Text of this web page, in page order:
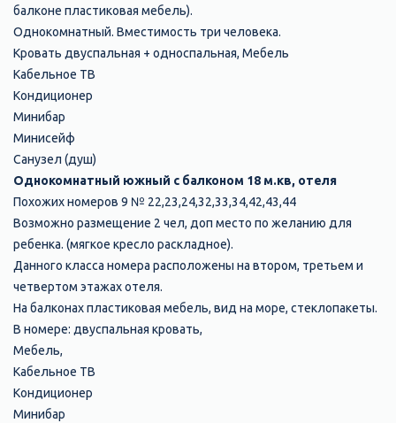
балконе пластиковая мебель).
Однокомнатный. Вместимость три человека.
Кровать двуспальная + односпальная, Мебель
Кабельное ТВ
Кондиционер
Минибар
Минисейф
Санузел (душ)
Однокомнатный южный с балконом 18 м.кв, отеля
Похожих номеров 9 № 22,23,24,32,33,34,42,43,44
Возможно размещение 2 чел, доп место по желанию для
ребенка. (мягкое кресло раскладное).
Данного класса номера расположены на втором, третьем и
четвертом этажах отеля.
На балконах пластиковая мебeль, вид на море, стеклопакеты.
В номере: двуспальная кровать,
Мебель,
Кабельное ТВ
Кондиционер
Минибар